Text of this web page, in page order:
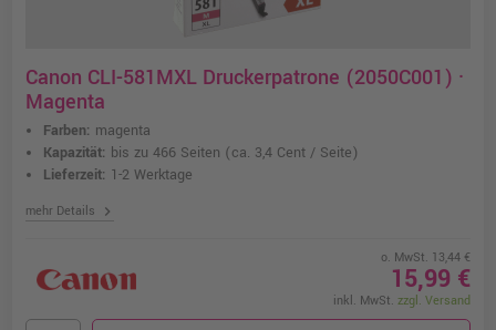
Canon CLI-581MXL Druckerpatrone (2050C001) ·
Magenta
Farben: magenta
Kapazität: bis zu 466 Seiten (ca. 3,4 Cent / Seite)
Lieferzeit: 1-2 Werktage
mehr Details chevron_right
o. MwSt. 13,44 €
15,99 €
inkl. MwSt. zzgl. Versand